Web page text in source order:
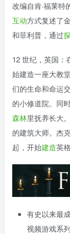
改编自肯·福莱特
互动方式复述了
和菲利普，通过
12 世纪，英国：
始建造一座大教
们的生命和命运
的小修道院。同
森林里抚养长大
的建筑大师。杰
起，开始建造英
有史以来最
视频游戏系列